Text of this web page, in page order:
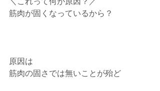
筋肉が固くなっているから？⁡
原因は⁡
筋肉の固さでは無いことが殆ど⁡